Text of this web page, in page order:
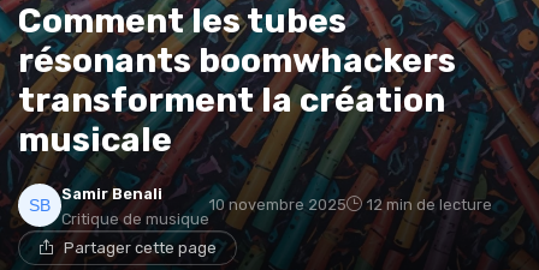
Comment les tubes
résonants boomwhackers
transforment la création
musicale
Samir Benali
Critique de musique
10 novembre 2025 12 min de lecture
Partager cette page